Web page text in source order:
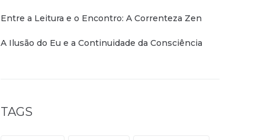
Entre a Leitura e o Encontro: A Correnteza Zen
A Ilusão do Eu e a Continuidade da Consciência
TAGS